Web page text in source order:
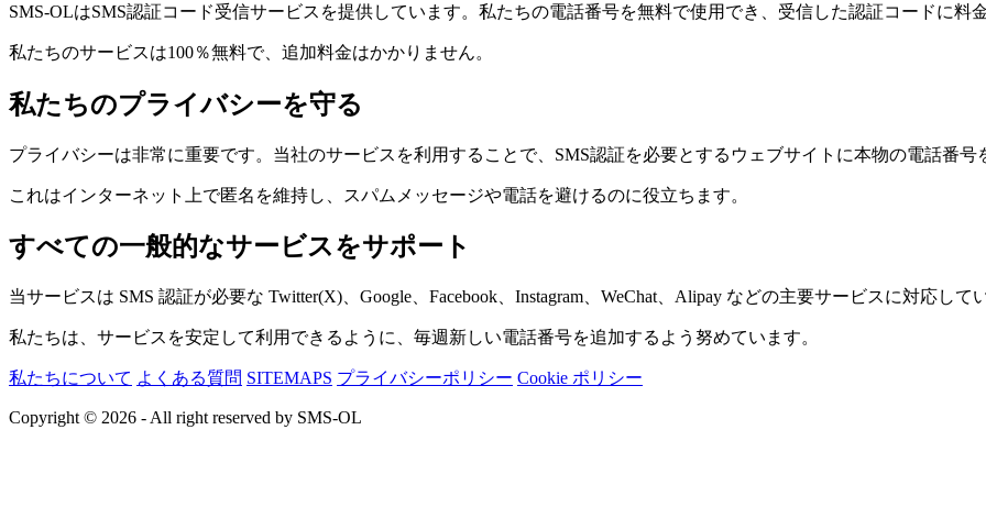
SMS-OLはSMS認証コード受信サービスを提供しています。私たちの電話番号を無料で使用でき、受信した認証コードに料
私たちのサービスは100％無料で、追加料金はかかりません。
私たちのプライバシーを守る
プライバシーは非常に重要です。当社のサービスを利用することで、SMS認証を必要とするウェブサイトに本物の電話番号
これはインターネット上で匿名を維持し、スパムメッセージや電話を避けるのに役立ちます。
すべての一般的なサービスをサポート
当サービスは SMS 認証が必要な Twitter(X)、Google、Facebook、Instagram、WeChat、Alipay などの主要サービスに対応して
私たちは、サービスを安定して利用できるように、毎週新しい電話番号を追加するよう努めています。
私たちについて よくある質問 SITEMAPS プライバシーポリシー Cookie ポリシー
Copyright © 2026 - All right reserved by SMS-OL